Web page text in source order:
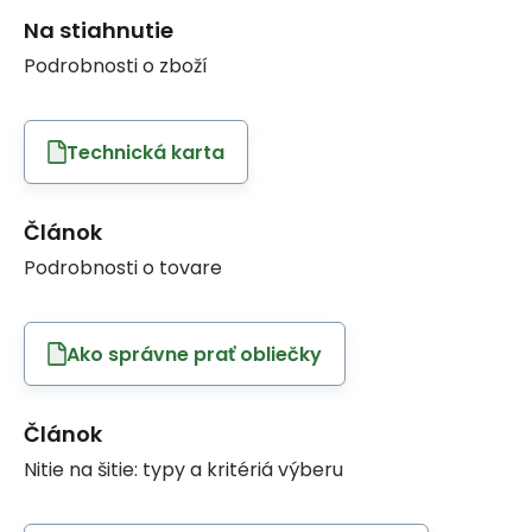
Na stiahnutie
Podrobnosti o zboží
Technická karta
Článok
Podrobnosti o tovare
Ako správne prať obliečky
Článok
Nitie na šitie: typy a kritériá výberu